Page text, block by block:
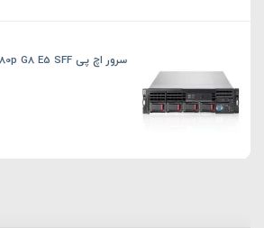
سرور اچ پی ProLiant DL380p G8 E5 SFF